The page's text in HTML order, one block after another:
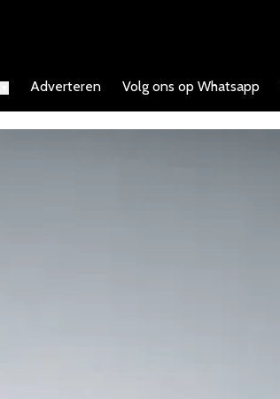
Adverteren Volg ons op Whatsapp